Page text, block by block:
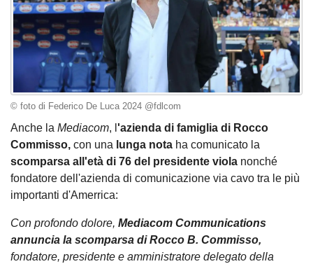
© foto di Federico De Luca 2024 @fdlcom
Anche la Mediacom, l 'azienda di famiglia di Rocco
Commisso, con una lunga nota ha comunicato la
scomparsa all'età di 76 del presidente viola nonché
fondatore dell'azienda di comunicazione via cavo tra le più
importanti d'Amerrica:
Con profondo dolore, Mediacom Communications
annuncia la scomparsa di Rocco B. Commisso,
fondatore, presidente e amministratore delegato della